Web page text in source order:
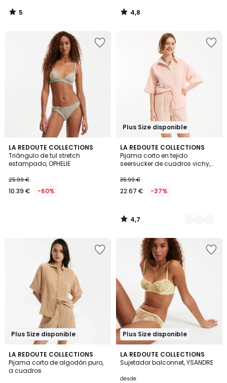
5
/
4,8
/
LA REDOUTE COLLECTIONS
Triángulo de tul stretch
estampado, OPHELIE
25.99 €
10.39 € -60%
Plus Size disponible
LA REDOUTE COLLECTIONS
Pijama corto en tejido
seersucker de cuadros vichy,
35.99 €
22.67 € -37%
4,7
/ 5
2
Colores
4,7
/
Plus Size disponible
LA REDOUTE COLLECTIONS
Pijama corto de algodón puro,
a cuadros
3
/
5
Plus Size disponible
LA REDOUTE COLLECTIONS
Sujetador balconnet, YSANDRE
desde
2,8
/ 5
3
Colores